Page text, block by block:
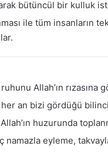
bütüncül bir kulluk
ile tüm insanların
Allah’ın
her an bizi gördüğü
huzurunda
namazla eyleme,